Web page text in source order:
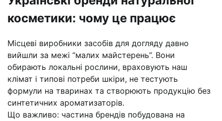
косметики: чому це працює
Місцеві виробники засобів для догляду давно
вийшли за межі “малих майстерень”. Вони
обирають локальні рослини, враховують наш
клімат і типові потреби шкіри, не тестують
формули на тваринах та створюють продукцію без
синтетичних ароматизаторів.
Що важливо: частина брендів побудована на